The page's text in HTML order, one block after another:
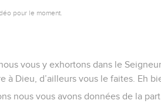
pour le moment.
vous y exhortons dans le
Dieu, d’ailleurs vous le faites. Eh
nous vous avons données de la